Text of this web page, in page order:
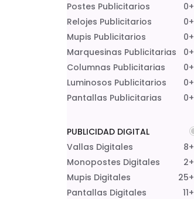
Postes Publicitarios
0+
Relojes Publicitarios
0+
Mupis Publicitarios
0+
Marquesinas Publicitarias
0+
Columnas Publicitarias
0+
Luminosos Publicitarios
0+
Pantallas Publicitarias
0+
PUBLICIDAD DIGITAL
Vallas Digitales
8+
Monopostes Digitales
2+
Mupis Digitales
25+
Pantallas Digitales
11+